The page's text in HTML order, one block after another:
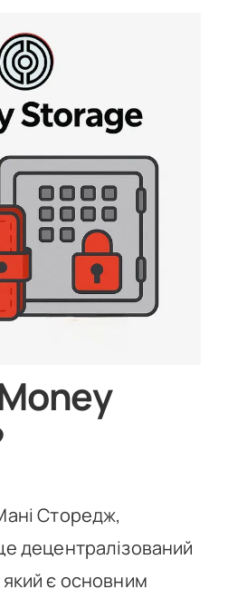
Сторедж,
децентралізований
є основним